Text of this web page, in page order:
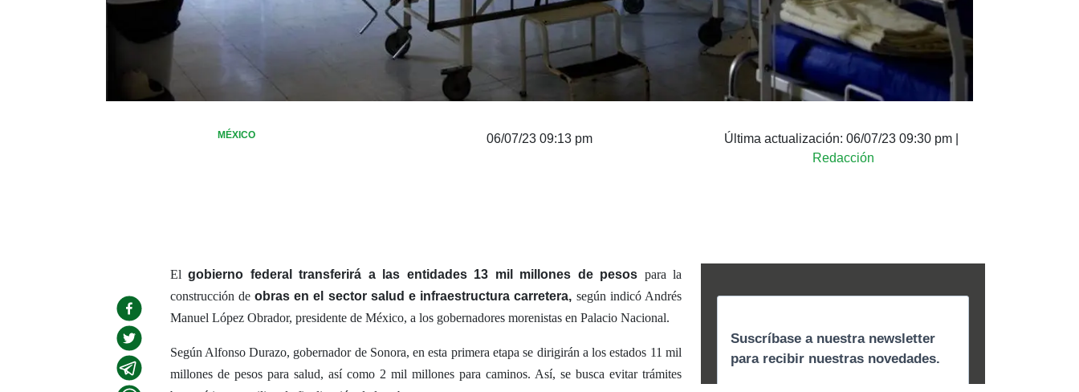
MÉXICO 06/07/23 09:13 pm Última actualización: 06/07/23 09:30 pm
Redacción
El gobierno federal transferirá a las entidades 13 mil millones de pesos para la
construcción de obras en el sector salud e infraestructura carretera, según indicó Andrés
Manuel López Obrador, presidente de México, a los gobernadores morenistas en Palacio Nacional.
Según Alfonso Durazo, gobernador de Sonora, en esta primera etapa se dirigirán a los estados 11 mil
millones de pesos para salud, así como 2 mil millones para caminos. Así, se busca evitar trámites